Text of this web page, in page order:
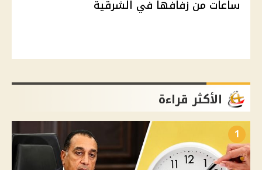
ساعات من زفافها في الشرقية
الأكثر قراءة
1